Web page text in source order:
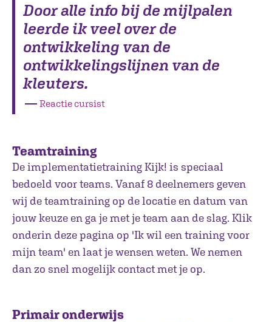
Door alle info bij de mijlpalen
leerde ik veel over de
ontwikkeling van de
ontwikkelingslijnen van de
kleuters.
― Reactie cursist
Teamtraining
De implementatietraining Kijk! is speciaal
bedoeld voor teams. Vanaf 8 deelnemers geven
wij de teamtraining op de locatie en datum van
jouw keuze en ga je met je team aan de slag. Klik
onderin deze pagina op 'Ik wil een training voor
mijn team' en laat je wensen weten. We nemen
dan zo snel mogelijk contact met je op.
Primair onderwijs